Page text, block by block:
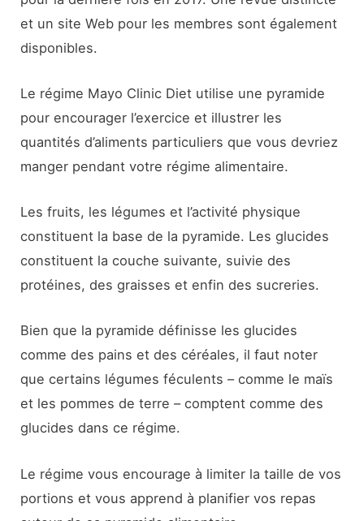
et un site Web pour les membres sont également
disponibles.
Le régime Mayo Clinic Diet utilise une pyramide
pour encourager l’exercice et illustrer les
quantités d’aliments particuliers que vous devriez
manger pendant votre régime alimentaire.
Les fruits, les légumes et l’activité physique
constituent la base de la pyramide. Les glucides
constituent la couche suivante, suivie des
protéines, des graisses et enfin des sucreries.
Bien que la pyramide définisse les glucides
comme des pains et des céréales, il faut noter
que certains légumes féculents – comme le maïs
et les pommes de terre – comptent comme des
glucides dans ce régime.
Le régime vous encourage à limiter la taille de vos
portions et vous apprend à planifier vos repas